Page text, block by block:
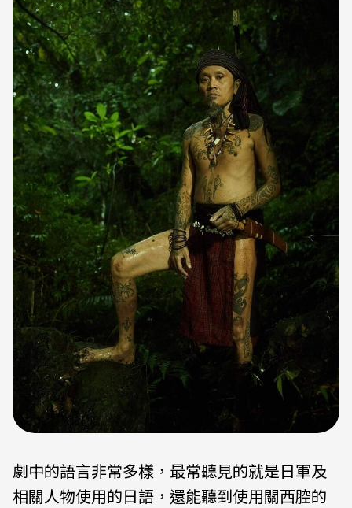
劇中的語言非常多樣，最常聽見的就是日軍及
相關人物使用的日語，還能聽到使用關西腔的